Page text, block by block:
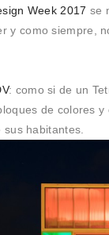
Week 2017 se
y como siempre,
: como si de un
de colores
sus habitantes.